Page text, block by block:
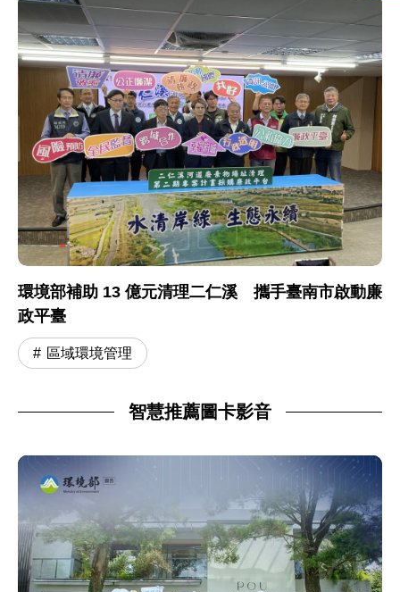
環境部補助 13 億元清理二仁溪 攜手臺南市啟動廉
政平臺
區域環境管理
智慧推薦圖卡影音